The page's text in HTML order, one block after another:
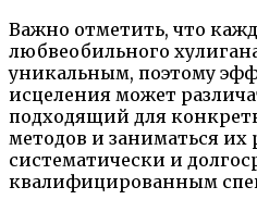
Важно отметить, что
любвеобильного
уникальным, поэтому
исцеления может
подходящий для
методов и заниматься их
систематически и
квалифицированным